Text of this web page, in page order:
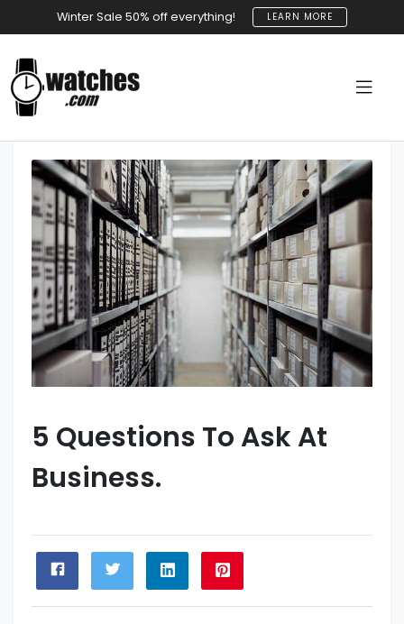
Winter Sale 50% off everything! LEARN MORE
5 Questions To Ask At
Business.